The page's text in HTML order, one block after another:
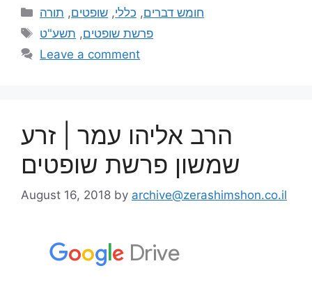
חומש דברים, כללי, שופטים, תורה
פרשת שופטים, תשע"ט
Leave a comment
הרב אליהו עמר | זרע
שמשון פרשת שופטים
August 16, 2018 by archive@zerashimshon.co.il